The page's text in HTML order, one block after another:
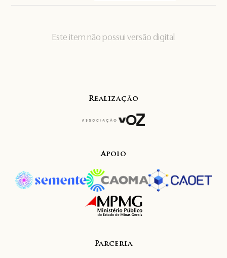
Este item não possui versão digital
Realização
Apoio
Parceria